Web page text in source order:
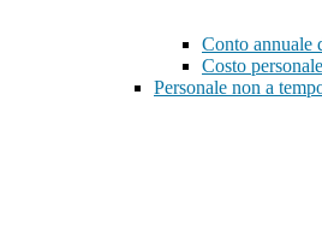
Conto annuale
Costo
Personale non a